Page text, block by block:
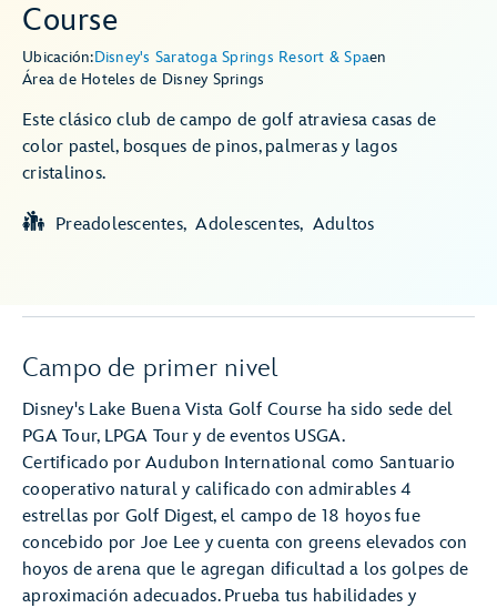
Course
Ubicación:Disney's Saratoga Springs Resort & Spaen
Área de Hoteles de Disney Springs
Este clásico club de campo de golf atraviesa casas de
color pastel, bosques de pinos, palmeras y lagos
cristalinos.
Preadolescentes Adolescentes Adultos
Campo de primer nivel
Disney's Lake Buena Vista Golf Course ha sido sede del
PGA Tour, LPGA Tour y de eventos USGA.
Certificado por Audubon International como Santuario
cooperativo natural y calificado con admirables 4
estrellas por Golf Digest, el campo de 18 hoyos fue
concebido por Joe Lee y cuenta con greens elevados con
hoyos de arena que le agregan dificultad a los golpes de
aproximación adecuados. Prueba tus habilidades y